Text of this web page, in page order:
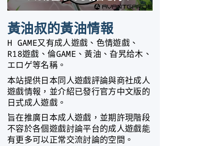
黃油叔的黃油情報
H GAME又有成人遊戲、色情遊戲、
R18遊戲、倫GAME、黃油、旮旯给木、
エロゲ等名稱。
本站提供日本同人遊戲評論與商社成人
遊戲情報，並介紹已發行官方中文版的
日式成人遊戲。
旨在推廣日本成人遊戲，並期許現階段
不容於各個遊戲討論平台的成人遊戲能
有更多可以正常交流討論的空間。